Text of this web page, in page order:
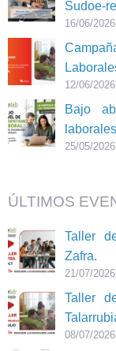
Sudoe-
16/06/2026
12/06/2026
Bajo
laborales
25/05/2026
ÚLTIMOS
Taller
Zafra.
21/07/2026
Taller
08/07/2026